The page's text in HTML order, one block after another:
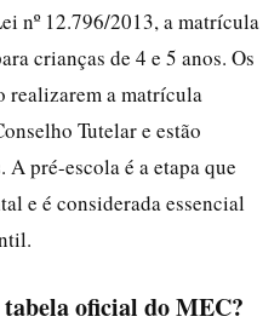
nº 12.796/2013, a matrícula
crianças de 4 e 5 anos. Os
realizarem a matrícula
Tutelar e estão
pré-escola é a etapa que
e é considerada essencial
oficial do MEC?